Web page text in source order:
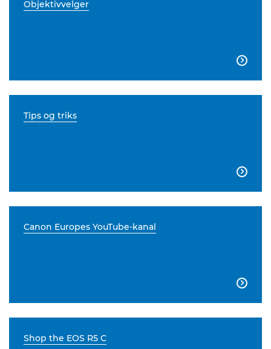
Objektivvelger

Tips og triks

Canon Europes YouTube-kanal

Shop the EOS R5 C